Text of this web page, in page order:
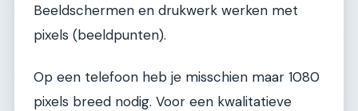
Beeldschermen en drukwerk werken met
pixels (beeldpunten).
Op een telefoon heb je misschien maar 1080
pixels breed nodig. Voor een kwalitatieve